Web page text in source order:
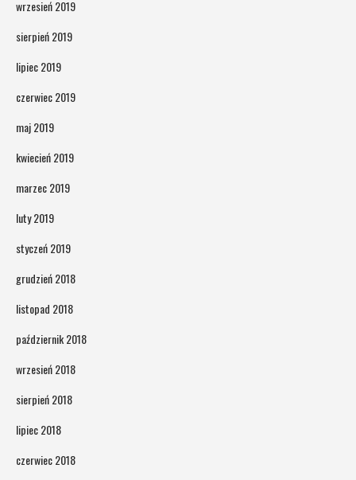
wrzesień 2019
sierpień 2019
lipiec 2019
czerwiec 2019
maj 2019
kwiecień 2019
marzec 2019
luty 2019
styczeń 2019
grudzień 2018
listopad 2018
październik 2018
wrzesień 2018
sierpień 2018
lipiec 2018
czerwiec 2018